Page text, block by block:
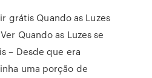
grátis Quando as Luzes
Quando as Luzes se
– Desde que era
uma porção de